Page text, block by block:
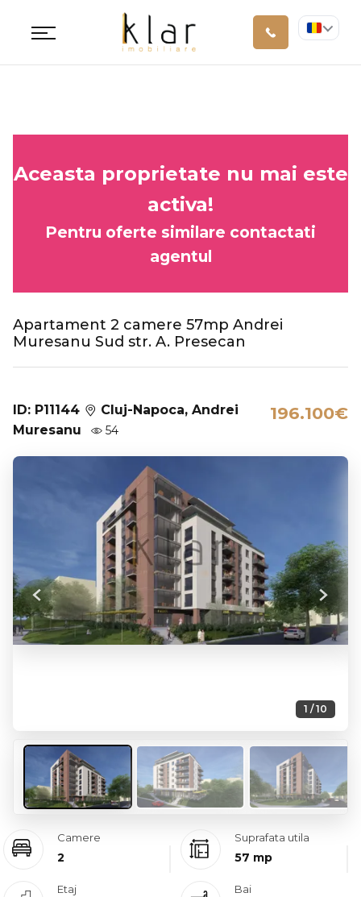
Aceasta proprietate nu mai este
activa!
Pentru oferte similare contactati
agentul
Apartament 2 camere 57mp Andrei
Muresanu Sud str. A. Presecan
ID: P11144
Cluj-Napoca, Andrei
Muresanu
54
196.100€
1 / 10
Previous Next
Camere
2
Suprafata utila
57 mp
Etaj Bai